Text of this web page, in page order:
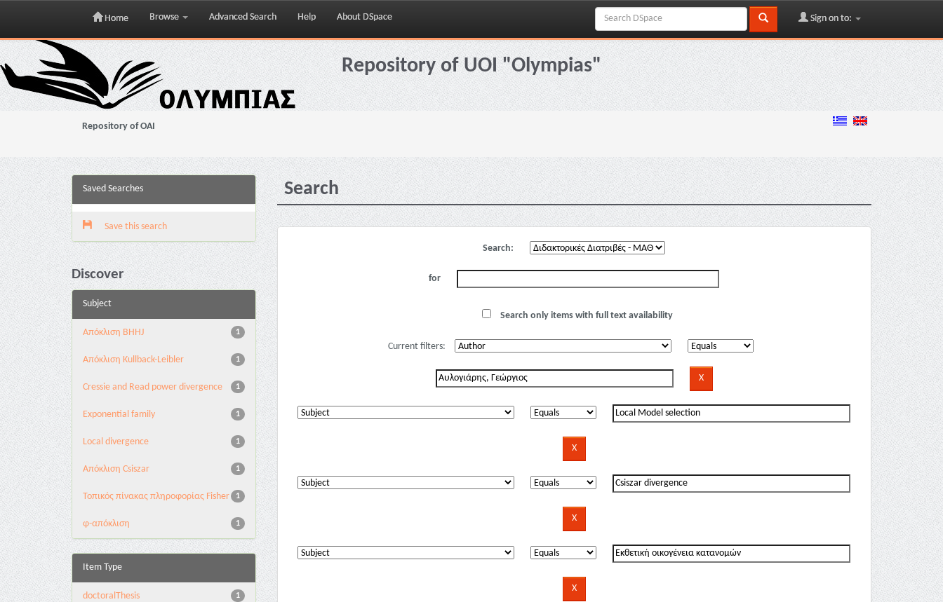
Skip
navigation
Home Browse Advanced Search Help About DSpace Sign on to:
Repository of UOI "Olympias"
Repository of OAI
Saved Searches
Save this search
Discover
Subject
1
Aπόκλιση BHHJ
1
Aπόκλιση Kullback-Leibler
1
Cressie and Read power divergence
1
Exponential family
1
Local divergence
1
Απόκλιση Csiszar
1
Τοπικός πίνακας πληροφορίας Fisher
1
φ-απόκλιση
Item Type
1
doctoralThesis
Search
Search:
for
Search only items with full text availability
Current filters: